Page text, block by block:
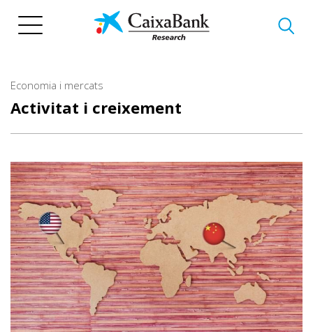
Economia i mercats
Activitat i creixement